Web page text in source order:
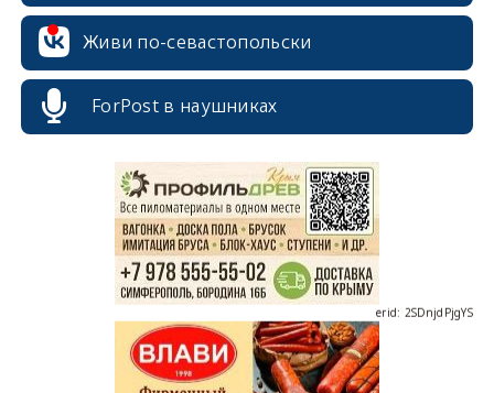
Живи по-севастопольски
ForPost в наушниках
erid: 2SDnjcrDNw6
erid: 2SDnjdPjgYS